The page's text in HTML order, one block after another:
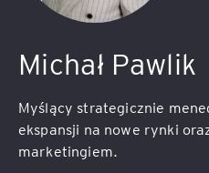
Michał Pawlik
Myślący strategicznie
ekspansji na nowe rynki
marketingiem.